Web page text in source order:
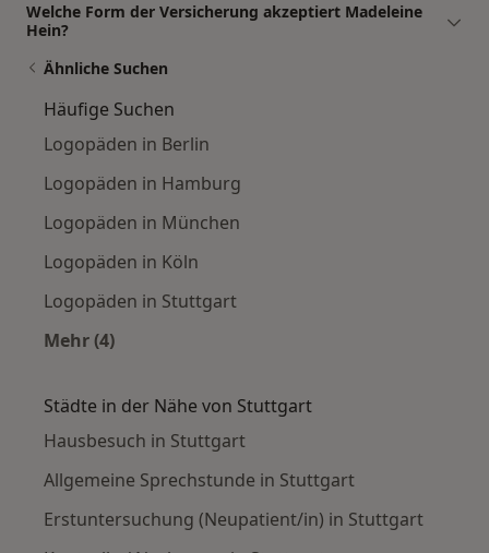
Welche Form der Versicherung akzeptiert Madeleine
Hein?
Ähnliche Suchen
Häufige Suchen
Logopäden in Berlin
Logopäden in Hamburg
Logopäden in München
Logopäden in Köln
Logopäden in Stuttgart
Mehr (4)
Städte in der Nähe von Stuttgart
Hausbesuch in Stuttgart
Allgemeine Sprechstunde in Stuttgart
Erstuntersuchung (Neupatient/in) in Stuttgart